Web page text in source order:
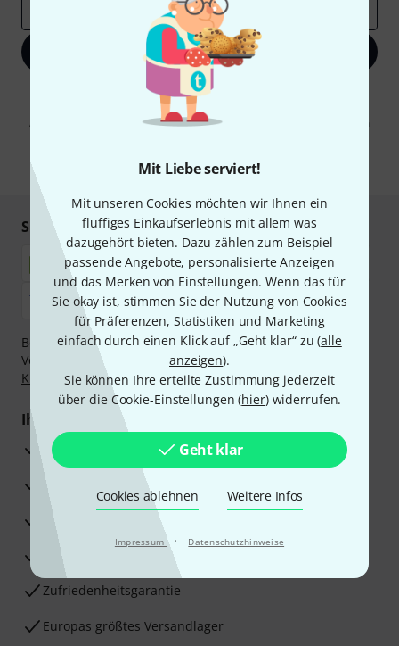
Mit Liebe serviert!
Mit unseren Cookies möchten wir Ihnen ein
fluffiges Einkaufserlebnis mit allem was
dazugehört bieten. Dazu zählen zum Beispiel
passende Angebote, personalisierte Anzeigen
und das Merken von Einstellungen. Wenn das für
Sie okay ist, stimmen Sie der Nutzung von Cookies
für Präferenzen, Statistiken und Marketing
einfach durch einen Klick auf „Geht klar“ zu (alle
anzeigen).
Sie können Ihre erteilte Zustimmung jederzeit
über die Cookie-Einstellungen (hier) widerrufen.
Geht klar
Cookies ablehnen Weitere Infos
Impressum · Datenschutzhinweise
Jetzt anmelden
Mit Klick auf „Jetzt anmelden“ stimmen Sie dem Erhalt von E-Mail-
Werbung und einer Messung des E-Mail-Nutzungsverhaltens zu. Die
Abmeldung ist jederzeit möglich. Weitere Informationen finden Sie in
* Pflichtfeld
Sicher einkaufen & bezahlen
Bezahlen Sie vertraulich und sicher per Nachnahme,
Vorkasse, PayPal, Amazon Pay,Klarna Sofort bezahlen
Klarna Ratenzahlungoder Kreditkarte.
Ihre Vorteile
3 Jahre Thomann Garantie
30 Tage Money-Back-Garantie
Beratung durch Fachexperten
Zufriedenheitsgarantie
Europas größtes Versandlager